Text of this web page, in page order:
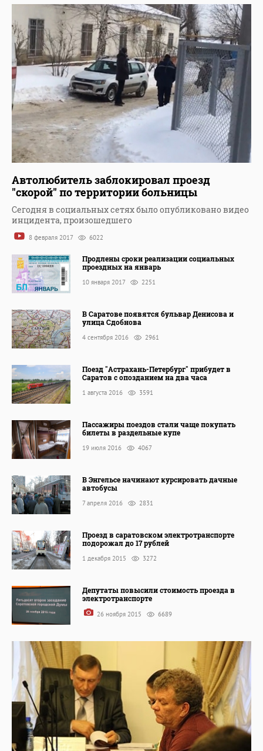
Автолюбитель заблокировал проезд
"скорой" по территории больницы
Сегодня в социальных сетях было опубликовано видео
инцидента, произошедшего
8 февраля 2017 6022
Продлены сроки реализации социальных
проездных на январь
10 января 2017 2251
В Саратове появятся бульвар Денисова и
улица Сдобнова
4 сентября 2016 2961
Поезд "Астрахань-Петербург" прибудет в
Саратов с опозданием на два часа
1 августа 2016 3591
Пассажиры поездов стали чаще покупать
билеты в раздельные купе
19 июля 2016 4067
В Энгельсе начинают курсировать дачные
автобусы
7 апреля 2016 2831
Проезд в саратовском электротранспорте
подорожал до 17 рублей
1 декабря 2015 3272
Депутаты повысили стоимость проезда в
электротранспорте
26 ноября 2015 6689